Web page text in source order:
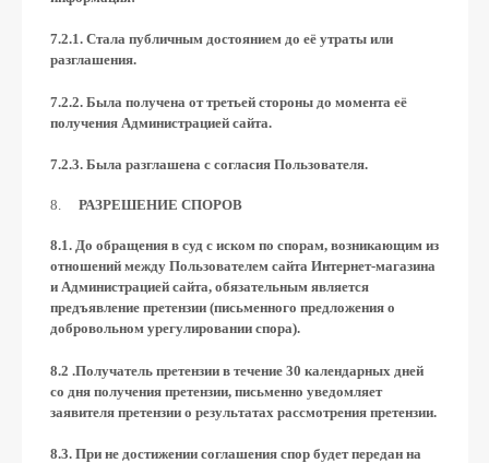
7.2.1. Стала публичным достоянием до её утраты или
разглашения.
7.2.2. Была получена от третьей стороны до момента её
получения Администрацией сайта.
7.2.3. Была разглашена с согласия Пользователя.
РАЗРЕШЕНИЕ СПОРОВ
8.1. До обращения в суд с иском по спорам, возникающим из
отношений между Пользователем сайта Интернет-магазина
и Администрацией сайта, обязательным является
предъявление претензии (письменного предложения о
добровольном урегулировании спора).
8.2 .Получатель претензии в течение 30 календарных дней
со дня получения претензии, письменно уведомляет
заявителя претензии о результатах рассмотрения претензии.
8.3. При не достижении соглашения спор будет передан на